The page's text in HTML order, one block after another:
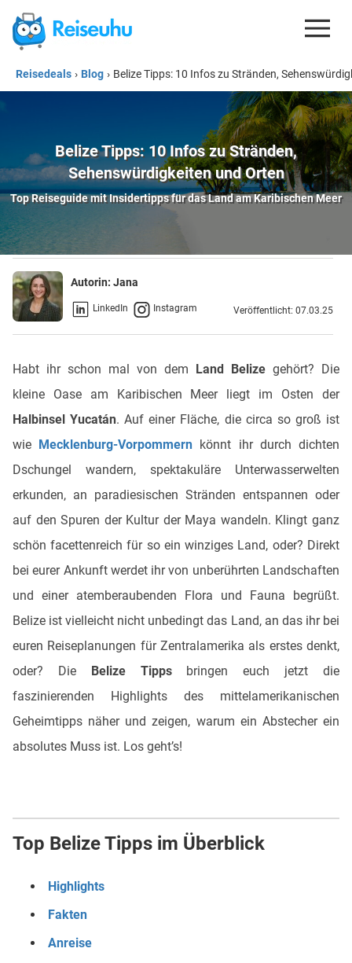
REISEDEALS
KREDITKARTEN
ESIM
Reisedeals › Blog › Belize Tipps: 10 Infos zu Stränden,
Belize Tipps: 10 Infos zu Stränden,
Sehenswürdigkeiten und Orten
Top Reiseguide mit Insidertipps für das Land am Karibischen Meer
Autorin: Jana
LinkedIn Instagram Veröffentlicht: 07.03.25
Habt ihr schon mal von dem Land Belizegehört? Die
kleine Oase am Karibischen Meer liegt im Osten der
Halbinsel Yucatán. Auf einer Fläche, die circa so groß ist
wie Mecklenburg-Vorpommern könnt ihr durch dichten
Dschungel wandern, spektakuläre Unterwasserwelten
erkunden, an paradiesischen Stränden entspannen oder
auf den Spuren der Kultur der Maya wandeln. Klingt ganz
schön facettenreich für so ein winziges Land, oder? Direkt
bei eurer Ankunft werdet ihr von unberührten Landschaften
und einer atemberaubenden Flora und Fauna begrüßt.
Belize ist vielleicht nicht unbedingt das Land, an das ihr bei
euren Reiseplanungen für Zentralamerika als erstes denkt,
oder? Die Belize Tippsbringen euch jetzt die
faszinierenden Highlights des mittelamerikanischen
Geheimtipps näher und zeigen, warum ein Abstecher ein
absolutes Muss ist. Los geht’s!
Top Belize Tipps im Überblick
Highlights
Fakten
Anreise